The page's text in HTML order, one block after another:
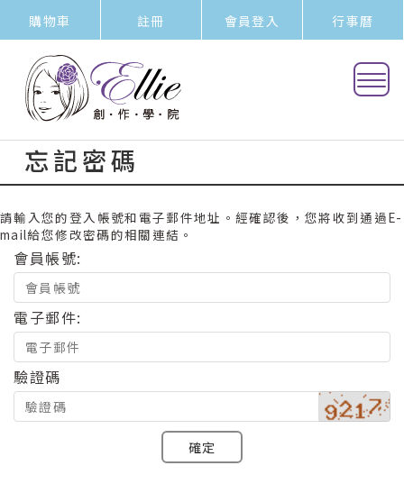
購物車 註冊 會員登入 行事曆
忘記密碼
請輸入您的登入帳號和電子郵件地址。經確認後，您將收到通過E-
mail給您修改密碼的相關連結。
會員帳號:
電子郵件:
驗證碼
確定